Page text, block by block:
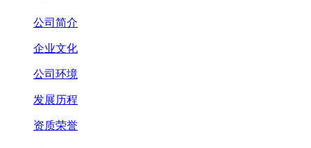
公司简介
企业文化
公司环境
发展历程
资质荣誉